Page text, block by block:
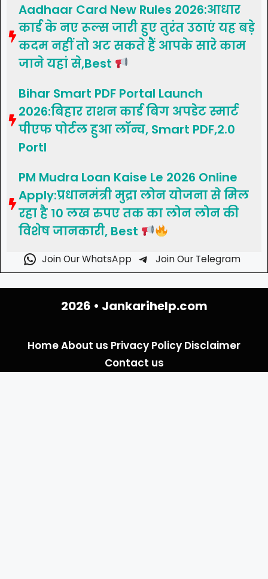
Aadhaar Card New Rules 2026:आधार
कार्ड के नए रूल्स जारी हुए तुरंत उठाएं यह बड़े
कदम नहीं तो अट सकते हैं आपके सारे काम
जाने यहां से,Best
Bihar Smart PDF Portal Launch
2026:बिहार राशन कार्ड बिग अपडेट स्मार्ट
पीएफ पोर्टल हुआ लॉन्च, Smart PDF,2.0
Portl
PM Mudra Loan Kaise Le 2026 Online
Apply:प्रधानमंत्री मुद्रा लोन योजना से मिल
रहा है 10 लख रुपए तक का लोन लोन की
विशेष जानकारी, Best
Join Our WhatsApp Join Our Telegram
2026 • Jankarihelp.com
HomeAbout us Privacy Policy Disclaimer
Contact us